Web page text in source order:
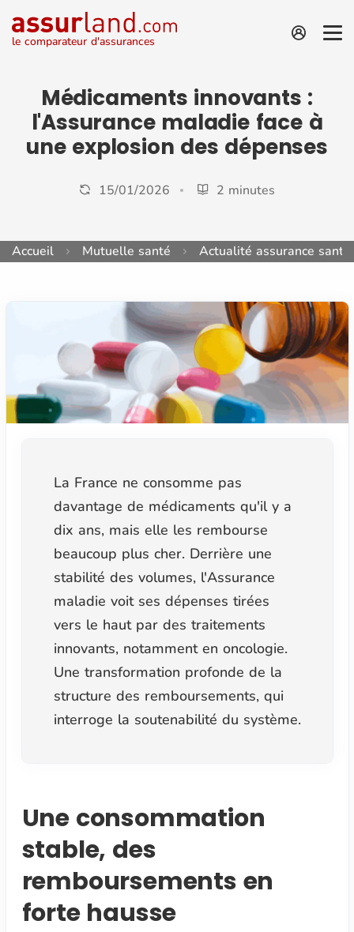
le comparateur d'assurances
Médicaments innovants :
l'Assurance maladie face à
une explosion des dépenses
15/01/2026 2 minutes
Accueil Mutuelle santé Actualité assurance santé
La France ne consomme pas
davantage de médicaments qu'il y a
dix ans, mais elle les rembourse
beaucoup plus cher. Derrière une
stabilité des volumes, l'Assurance
maladie voit ses dépenses tirées
vers le haut par des traitements
innovants, notamment en oncologie.
Une transformation profonde de la
structure des remboursements, qui
interroge la soutenabilité du système.
Une consommation
stable, des
remboursements en
forte hausse